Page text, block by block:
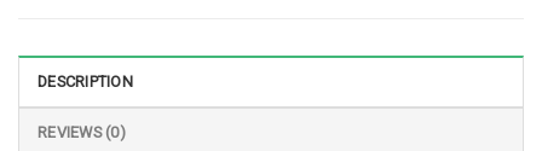
DESCRIPTION
REVIEWS (0)